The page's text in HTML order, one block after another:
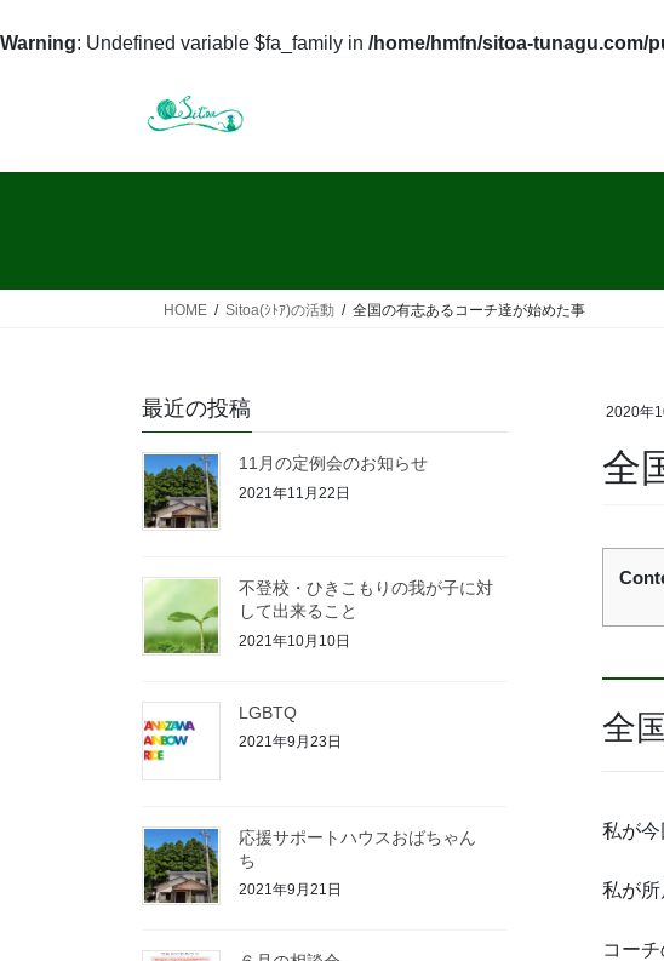
Warning: Undefined variable $fa_family in /home/hmfn/sitoa-tunagu.com/
HOME Sitoa(ｼﾄｱ)の活動 全国の有志あるコーチ達が始めた事
2020年
全
全
私が今
私が
コーチ
最近の投稿
11月の定例会のお知らせ
2021年11月22日
不登校・ひきこもりの我が子に対
して出来ること
2021年10月10日
LGBTQ
2021年9月23日
応援サポートハウスおばちゃん
ち
2021年9月21日